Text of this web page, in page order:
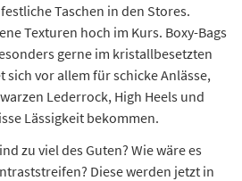
Taschen in den Stores.
Texturen hoch im Kurs. Boxy-Bags
gerne im kristallbesetzten
sich vor allem für schicke Anlässe,
Lederrock, High Heels und
Lässigkeit bekommen.
zu viel des Guten? Wie wäre es
Diese werden jetzt in